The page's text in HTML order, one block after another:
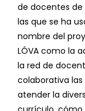
de docentes de
las que se ha
nombre del
LÓVA como la
la red de
colaborativa
atender la